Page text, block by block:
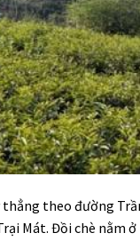
theo đường
Mát. Đồi chè nằm